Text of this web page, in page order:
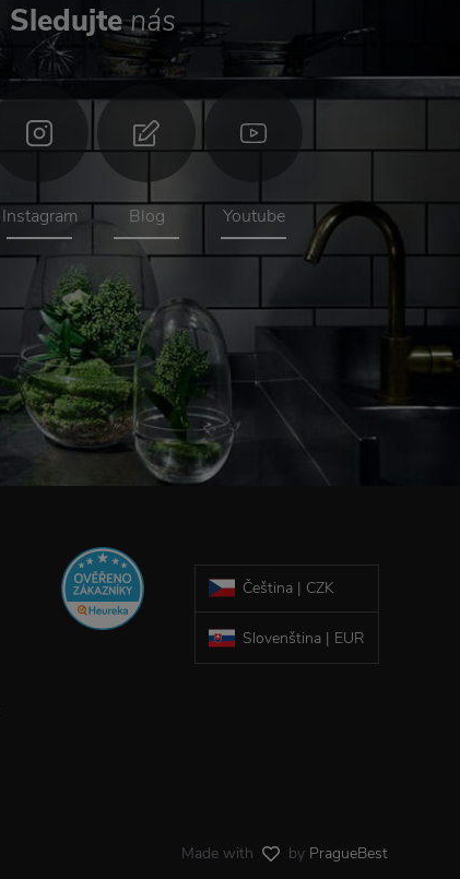
Sledujtenás
Instagram Blog Youtube
Čeština | CZK
Slovenština | EUR
Made with by PragueBest